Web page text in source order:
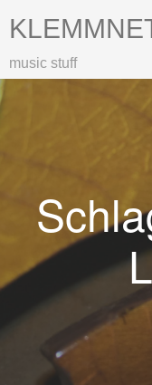
Inhalt
music stuff